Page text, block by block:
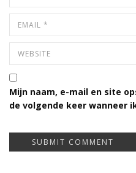
Mijn naam, e-mail en site
de volgende keer wanneer